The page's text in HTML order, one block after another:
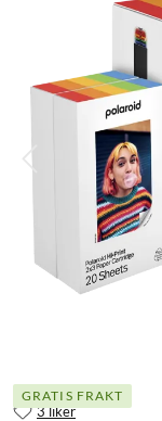
GRATIS FRAKT
3 liker